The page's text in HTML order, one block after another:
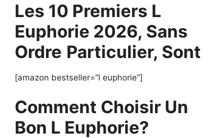
Les 10 Premiers L
Euphorie 2026, Sans
Ordre Particulier, Sont
[amazon bestseller=”l euphorie”]
Comment Choisir Un
Bon L Euphorie?